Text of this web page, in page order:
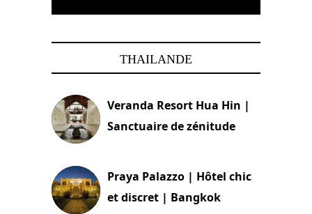
THAILANDE
Veranda Resort Hua Hin |
Sanctuaire de zénitude
Praya Palazzo | Hôtel chic
et discret | Bangkok